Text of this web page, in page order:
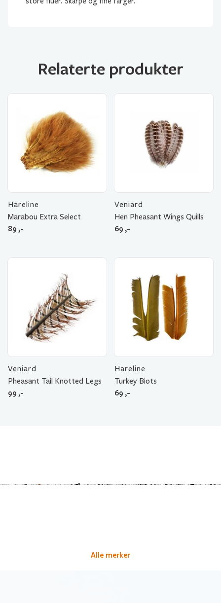
Relaterte produkter
Hareline
Marabou Extra Select
89 ,-
Veniard
Hen Pheasant Wings Quills
69 ,-
Veniard
Pheasant Tail Knotted Legs
99 ,-
Hareline
Turkey Biots
69 ,-
Alle merker